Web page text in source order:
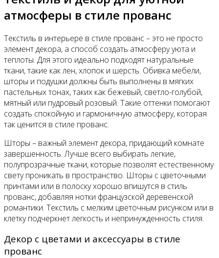
атмосферы в стиле прованс
Текстиль в интерьере в стиле прованс – это не просто
элемент декора, а способ создать атмосферу уюта и
теплоты. Для этого идеально подходят натуральные
ткани, такие как лен, хлопок и шерсть. Обивка мебели,
шторы и подушки должны быть выполнены в мягких
пастельных тонах, таких как бежевый, светло-голубой,
мятный или пудровый розовый. Такие оттенки помогают
создать спокойную и гармоничную атмосферу, которая
так ценится в стиле прованс.
Шторы – важный элемент декора, придающий комнате
завершенность. Лучше всего выбирать легкие,
полупрозрачные ткани, которые позволят естественному
свету проникать в пространство. Шторы с цветочными
принтами или в полоску хорошо впишутся в стиль
прованс, добавляя нотки французской деревенской
романтики. Текстиль с мелким цветочным рисунком или в
клетку подчеркнет легкость и непринужденность стиля.
Декор с цветами и аксессуары в стиле
прованс